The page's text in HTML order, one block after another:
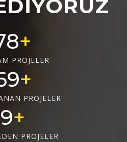
PROJELER
PROJELER
9
PROJELER